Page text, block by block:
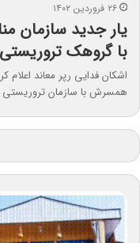
۲۶ فروردین ۱۴۰۲
یار جدید سازمان
با گروهک
اشکان فدایی رپر معاند
همسرش با سازمان